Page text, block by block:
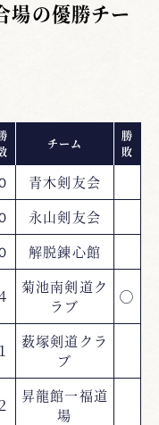
場の優勝チー
チーム
勝
敗
青木剣友会
永山剣友会
解脱錬心館
菊池南剣道ク
ラブ
◯
１
薮塚剣道クラ
ブ
２
昇龍館一福道
場